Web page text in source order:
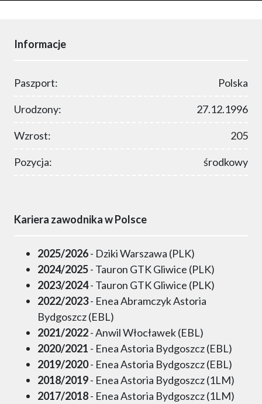
Informacje
Paszport: Polska
Urodzony: 27.12.1996
Wzrost: 205
Pozycja: środkowy
Kariera zawodnika w Polsce
2025/2026- Dziki Warszawa (PLK)
2024/2025- Tauron GTK Gliwice (PLK)
2023/2024- Tauron GTK Gliwice (PLK)
2022/2023- Enea Abramczyk Astoria
Bydgoszcz (EBL)
2021/2022- Anwil Włocławek (EBL)
2020/2021 - Enea Astoria Bydgoszcz (EBL)
2019/2020- Enea Astoria Bydgoszcz (EBL)
2018/2019- Enea Astoria Bydgoszcz (1LM)
2017/2018- Enea Astoria Bydgoszcz (1LM)